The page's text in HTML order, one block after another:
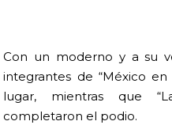
Con un moderno y a su
integrantes de “México
lugar, mientras que
completaron el podio.